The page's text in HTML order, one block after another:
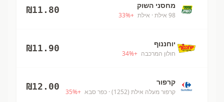
מחסני השוק
98 אילת · אילת +
33%
₪11.80
יוחננוף
חולון המרכבה +
34%
₪11.90
קרפור
קרפור מעלה אילת (1252) · כפר סבא +
35%
₪12.00